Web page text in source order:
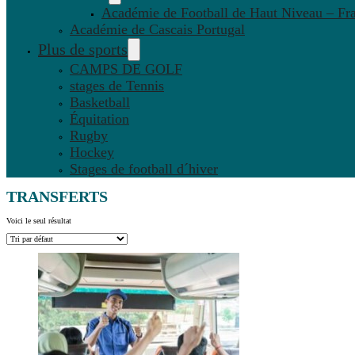
Académie de Football de Haut Niveau –
Académie de Cascais Portugal
Plus de sports
CAMPS DE GOLF
stages de Tennis
Basketball
Équitation
Rugby
Hockey
Stages de football d´hiver
TRANSFERTS
Voici le seul résultat